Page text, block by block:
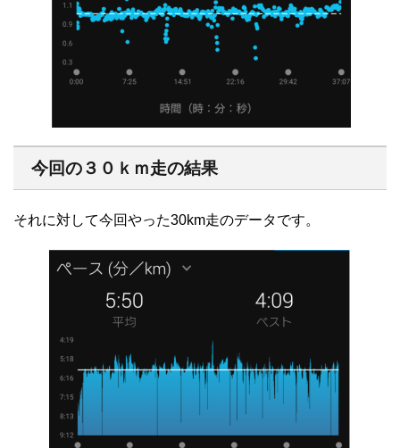
今回の３０ｋｍ走の結果
それに対して今回やった30km走のデータです。